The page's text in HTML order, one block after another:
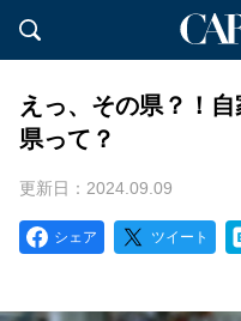
えっ、その県？！
県って？
更新日：2024.09.09
シェア ツイート